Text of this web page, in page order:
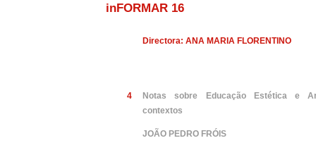
inFORMAR 16
Directora: ANA MARIA FLORENTINO
4
Notas sobre Educação Estética e
contextos
JOÃO PEDRO FRÓIS